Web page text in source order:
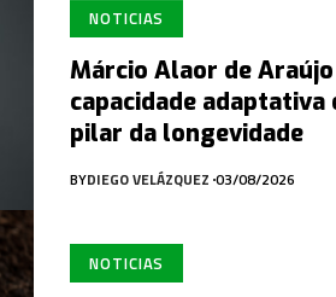
NOTICIAS
Márcio Alaor de
capacidade
pilar da longevidade
BYDIEGO VELÁZQUEZ 03/08/2026
NOTICIAS